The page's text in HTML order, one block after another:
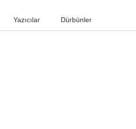
Yazıcılar Dürbünler